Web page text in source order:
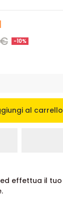
-10%
al carrello
ed effettua il tuo